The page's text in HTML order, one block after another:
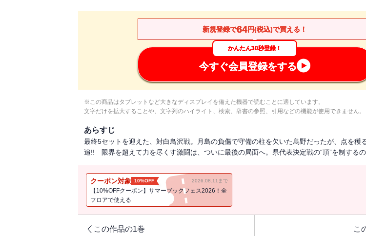
新規登録で64円(税込)で買える！
かんたん30秒登録！
今すぐ会員登録をする
※この商品はタブレットなど大きなディスプレイを備えた機器で読むことに適しています。
文字だけを拡大することや、文字列のハイライト、検索、辞書の参照、引用などの機能が使用できません。
あらすじ
最終5セットを迎えた、対白鳥沢戦。月島の負傷で守備の柱を欠いた烏野だったが、点を穫
追!! 限界を超えて力を尽くす激闘は、ついに最後の局面へ。県代表決定戦の“頂”を制す
クーポン対象 10%OFF 2026.08.11まで
【10%OFFクーポン】サマーブックフェス2026！全
フロアで使える
この作品の1巻 こ